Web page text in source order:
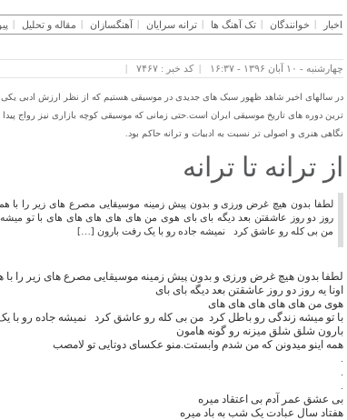
اخبار خوانندگان تک آهنگ ها ترانه سرایان آهنگسازان مقاله و تحلیل
چهارشنبه - ۱۰ آبان ۱۳۹۶ - ۱۶:۳۷ کد خبر : ۷۴۶۷
در سالهای اخیر شاهد ظهور سبک های جدیدی در موسیقی هستیم که از نظر ارزش ادبی یکی
ترین دوره های تاریخ موسیقی ایران است.حتی زمانی که موسیقی کوچه بازاری نیز رواج پیدا
نگاهی هنری و اصولی تر نسبت به ادبیات و ترانه حاکم بود.
از ترانه تا ترانه
لطفا بدون هیچ غرض ورزی و بدون پیش زمینه موسیقایی مصرع های زیر را با هم
روز دو روز عاشقتن بعد دیگه بای بای هوی من های های های های های با تو
من بی کله رو عاشق کرد نمیشه جاده رو با یک رفت بارون […]
لطفا بدون هیچ غرض ورزی و بدون پیش زمینه موسیقایی مصرع های زیر را با
اونا یه روز دو روز عاشقتن بعد دیگه بای بای
هوی من های های های های های
با تو میشه زندگی رو باطل کرد من بی کله رو عاشق کرد نمیشه جاده رو با
بارون شلق شلق میزنه رو گونه هامون
همه اینو میدونن که من شدم وابستت.منو عکسای دوتایی تو لامصب
.
.
.
بی عشق عمر آدم بی اعتقاد میره
هفتاد سال عبادت یک شب به باد میره